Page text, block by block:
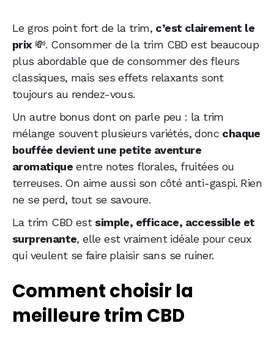
Le gros point fort de la trim, c’est clairement le
prix 💸. Consommer de la trim CBD est beaucoup
plus abordable que de consommer des fleurs
classiques, mais ses effets relaxants sont
toujours au rendez-vous.
Un autre bonus dont on parle peu : la trim
mélange souvent plusieurs variétés, donc chaque
bouffée devient une petite aventure
aromatique entre notes florales, fruitées ou
terreuses. On aime aussi son côté anti-gaspi. Rien
ne se perd, tout se savoure.
La trim CBD est simple, efficace, accessible et
surprenante, elle est vraiment idéale pour ceux
qui veulent se faire plaisir sans se ruiner.
Comment choisir la
meilleure trim CBD